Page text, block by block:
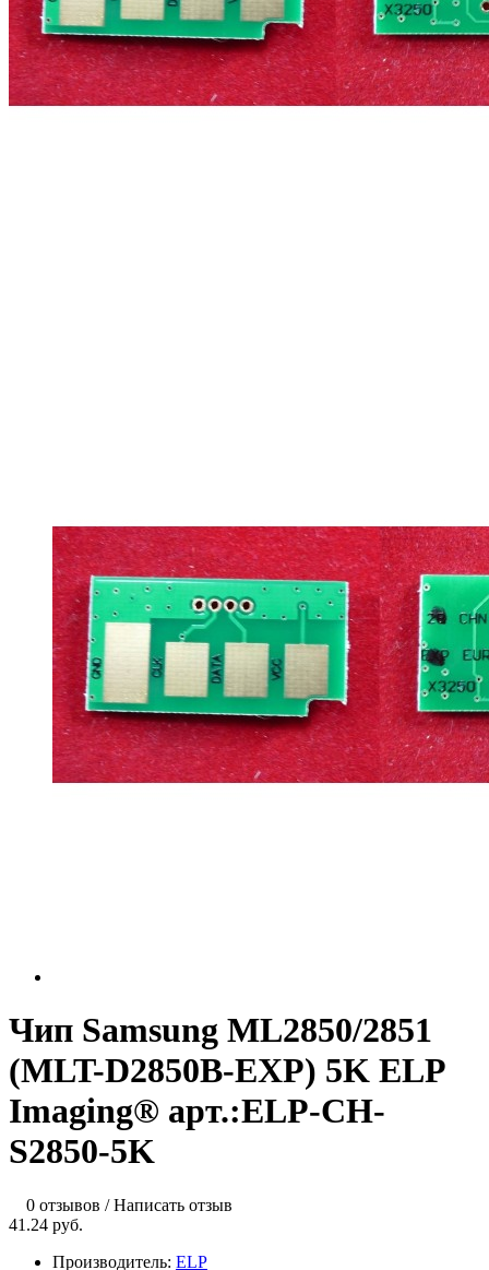
Чип Samsung ML2850/2851
(MLT-D2850B-EXP) 5K ELP
Imaging® арт.:ELP-CH-
S2850-5K
0 отзывов /Написать отзыв
41.24 руб.
Производитель: ELP